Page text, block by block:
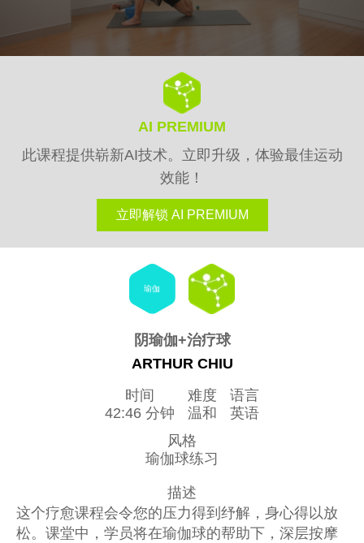
AI PREMIUM
此课程提供崭新AI技术。立即升级，体验最佳运动
效能！
立即解锁 AI PREMIUM
瑜伽
阴瑜伽+治疗球
ARTHUR CHIU
时间
42:46 分钟
难度
温和
语言
英语
风格
瑜伽球练习
描述
这个疗愈课程会令您的压力得到纾解，身心得以放
松。课堂中，学员将在瑜伽球的帮助下，深层按摩